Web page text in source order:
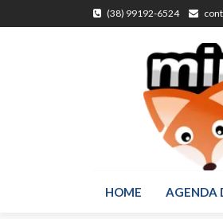
(38) 99192-6524
HOME AGENDA